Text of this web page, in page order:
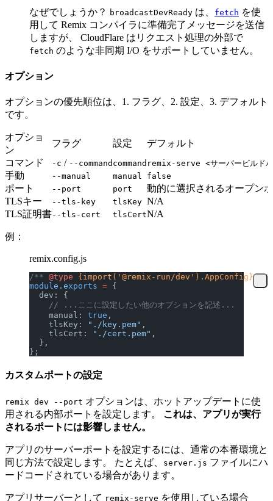
なぜでしょうか？ broadcastDevReady は、 fetch を使
用して Remix コンパイラに準備完了メッセージを送信
しますが、 CloudFlare はリクエスト処理の外部で
fetch のような非同期 I/O をサポートしていません。
オプション
オプションの優先順位は、1. フラグ、2. 設定、3. デフォルト
です。
オプショ
ン
フラグ 設定
デフォルト
コマンド
-c / --command command remix-serve <サーバービルド
手動 --manual manual false
ポート --port port
動的に選択されるオープン
TLSキー
--tls-key tlsKey N/A
TLS証明書--tls-cert tlsCertN/A
例：
remix.config.js
/** @type {import('@remix-run/dev').AppConfig} */
module . exports = {
  dev: {
    // ...ここに設定したい他のオプションを記述...
    manual:
true ,
    tlsKey:
"./key.pem" ,
    tlsCert:
"./cert.pem" ,
  },
};
カスタムポートの設定
remix dev --port オプションは、ホットアップデートに使
用される内部ポートを設定します。 これは、アプリが実行
されるポートには影響しません。
アプリのサーバーポートを設定するには、通常の本番環境と
同じ方法で設定します。 たとえば、
server.js ファイルにハ
ードコードされている場合があります。
アプリサーバーとして remix-serve を使用している場合